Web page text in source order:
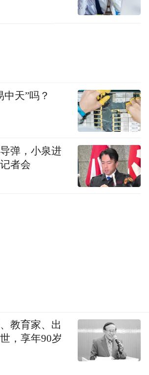
provides information storage
中天”吗？
弹，小泉进
者会
教育家、出
，享年90岁